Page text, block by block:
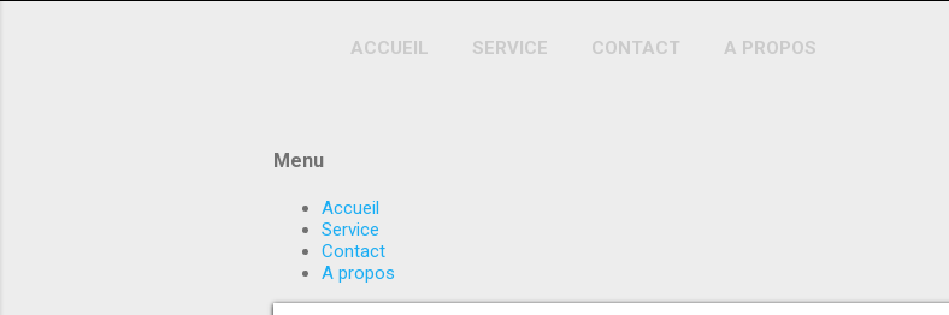
ACCUEIL SERVICE CONTACT A PROPOS
Menu
Accueil
Service
Contact
A propos